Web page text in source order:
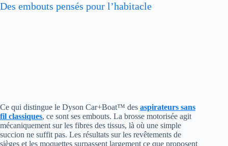
Des embouts pensés pour l’habitacle
Ce qui distingue le Dyson Car+Boat™ des aspirateurs sans
fil classiques, ce sont ses embouts. La brosse motorisée agit
mécaniquement sur les fibres des tissus, là où une simple
succion ne suffit pas. Les résultats sur les revêtements de
sièges et les moquettes surpassent largement ce que proposent